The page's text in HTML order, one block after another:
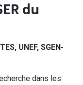
du
UNEF, SGEN-
dans les